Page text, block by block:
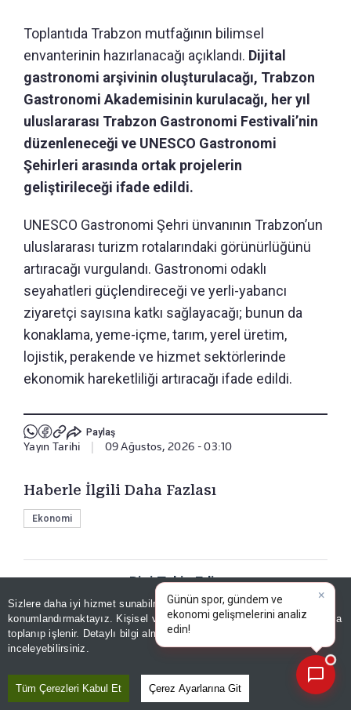
Sizlere daha iyi hizmet sunabilmek adına sitemizdeçerez
konumlandırmaktayız. Kişisel verileriniz, KVKK ve GDPR kapsamında
toplanıp işlenir. Detaylı bilgi almak için
inceleyebilirsiniz.
Tüm Çerezleri Kabul Et Çerez Ayarlarına Git
Toplantıda Trabzon mutfağının bilimsel
envanterinin hazırlanacağı açıklandı. Dijital
gastronomi arşivinin oluşturulacağı, Trabzon
Gastronomi Akademisinin kurulacağı, her yıl
uluslararası Trabzon Gastronomi Festivali’nin
düzenleneceği ve UNESCO Gastronomi
Şehirleri arasında ortak projelerin
geliştirileceği ifade edildi.
UNESCO Gastronomi Şehri ünvanının Trabzon’un
uluslararası turizm rotalarındaki görünürlüğünü
artıracağı vurgulandı. Gastronomi odaklı
seyahatleri güçlendireceği ve yerli-yabancı
ziyaretçi sayısına katkı sağlayacağı; bunun da
konaklama, yeme-içme, tarım, yerel üretim,
lojistik, perakende ve hizmet sektörlerinde
ekonomik hareketliliği artıracağı ifade edildi.
Paylaş
Yayın Tarihi 09 Ağustos, 2026 - 03:10
Haberle İlgili Daha Fazlası
Ekonomi
Bizi Takip Edin
YORUMLAR
Günün spor, gündem ve
ekonomi g